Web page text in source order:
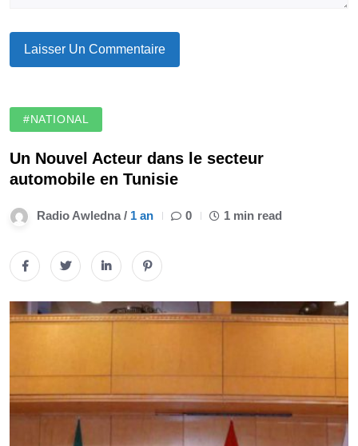
#NATIONAL
Un Nouvel Acteur dans le secteur
automobile en Tunisie
Radio Awledna / 1 an 0 1 min read